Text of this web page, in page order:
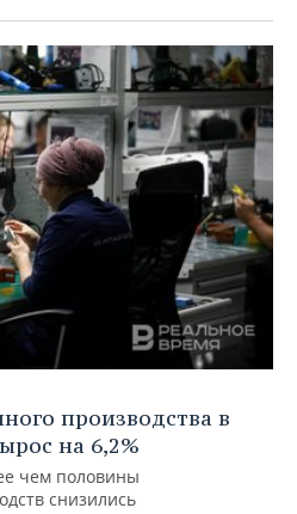
производства в
на 6,2%
чем половины
снизились